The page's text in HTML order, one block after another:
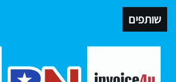
שותפים